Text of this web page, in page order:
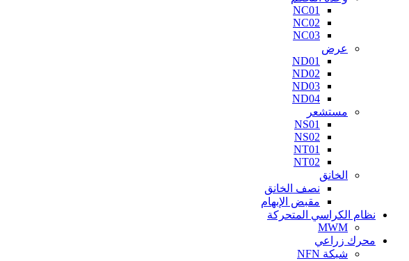
NC01
NC02
NC03
عرض
ND01
ND02
ND03
ND04
مستشعر
NS01
NS02
NT01
NT02
الخانق
نصف الخانق
مقبض الإبهام
نظام الكراسي المتحركة
MWM
محرك زراعي
شبكة NFN